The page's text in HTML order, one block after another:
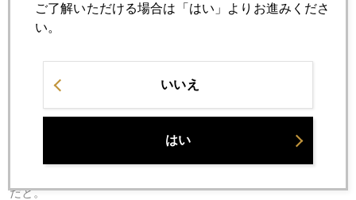
アイスとパクチー（！！）を乗せて包む。パクチーがダメな
人はダメだけど、実はスイーツと相性が良い。台湾では、え
部の静かな環境で、屋外のテラス席も気持ち良い。未だ宣伝
していないから、空いている穴場。なんて書くと、たちまち
だと。
ご了解いただける場合は「はい」よりお進みくださ
い。
いいえ
はい